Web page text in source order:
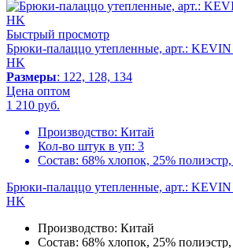
Быстрый просмотр
Брюки-палаццо утепленные, арт.:
HK
Размеры: 122, 128, 134
Цена оптом
1 210 руб.
Производство: Китай
Кол-во штук в уп: 3
Состав: 68% хлопок, 25% полиэстр,
Брюки-палаццо утепленные, арт.:
HK
Производство: Китай
Состав: 68% хлопок, 25% полиэстр,